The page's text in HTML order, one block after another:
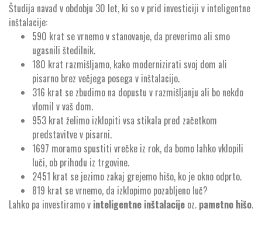
Študija navad v obdobju 30 let, ki so v prid investiciji v inteligentne
inštalacije:
590 krat se vrnemo v stanovanje, da preverimo ali smo
ugasnili štedilnik.
180 krat razmišljamo, kako modernizirati svoj dom ali
pisarno brez večjega posega v inštalacijo.
316 krat se zbudimo na dopustu v razmišljanju ali bo nekdo
vlomil v vaš dom.
953 krat želimo izklopiti vsa stikala pred začetkom
predstavitve v pisarni.
1697 moramo spustiti vrečke iz rok, da bomo lahko vklopili
luči, ob prihodu iz trgovine.
2451 krat se jezimo zakaj grejemo hišo, ko je okno odprto.
819 krat se vrnemo, da izklopimo pozabljeno luč?
Lahko pa investiramo v inteligentne inštalacije oz. pametno hišo.